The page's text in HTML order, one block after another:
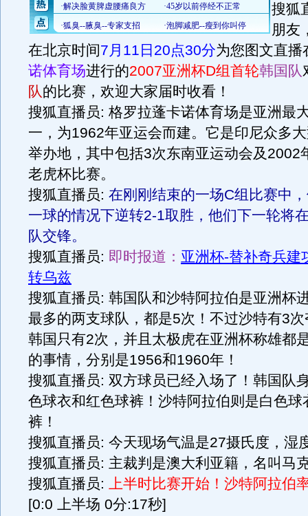
搜狐
朋友
在北京时间7月11日20点30分为您图文直播
诺体育场进行的2007亚洲杯D组首轮韩国队
队的比赛，欢迎大家届时收看！
搜狐直播员: 格罗拉蓬卡诺体育场是亚洲最
一，为1962年亚运会而建。它是印尼众多
举办地，其中包括3次东南亚运动会及2002
老虎杯比赛。
搜狐直播员: 在刚刚结束的一场C组比赛中
一球的情况下逆转2-1取胜，他们下一轮将
队交锋。
搜狐直播员: 即时报道： 亚洲杯-替补奇兵建
转乌兹
搜狐直播员: 韩国队和沙特阿拉伯是亚洲杯
最多的两支球队，都是5次！不过沙特有3
韩国只有2次，并且太极虎在亚洲杯称雄都
的事情，分别是1956和1960年！
搜狐直播员: 双方球员已经入场了！韩国队
色球衣和红色球裤！沙特阿拉伯则是白色球
裤！
搜狐直播员: 今天现场气温是27摄氏度，湿
搜狐直播员: 主裁判是澳大利亚籍，名叫马
搜狐直播员: 上半时比赛开始！沙特阿拉伯
[0:0 上半场 0分:17秒]